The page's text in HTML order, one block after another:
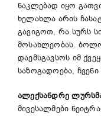
ნაკლებად იყო
ხელახლა არის
გავიგოთ, რა სურს
მოსახლეობას.
დაემსგავსოს იმ
საზოგადოება, ჩვენი
ალექსანდრე
მივესალმები